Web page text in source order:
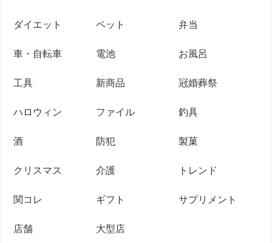
ダイエット ペット 弁当
車・自転車 電池 お風呂
工具 新商品 冠婚葬祭
ハロウィン ファイル 釣具
酒 防犯 製菓
クリスマス 介護 トレンド
関コレ ギフト サプリメント
店舗 大型店